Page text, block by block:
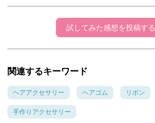
試してみた感想を投稿する
関連するキーワード
ヘアアクセサリー ヘアゴム リボン
手作りアクセサリー